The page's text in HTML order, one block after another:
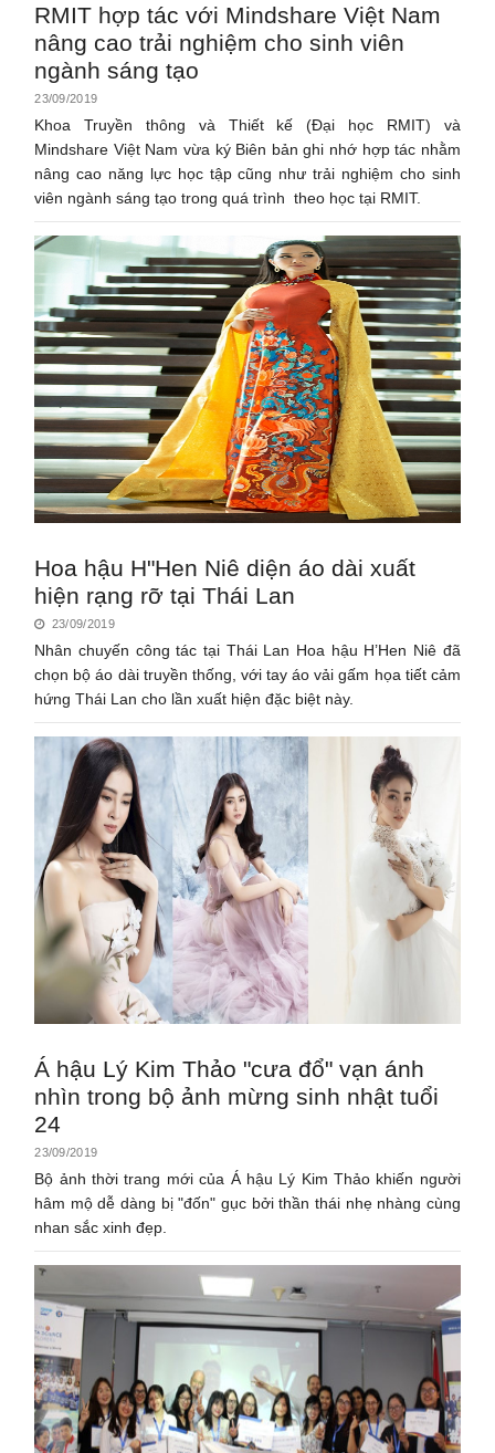
RMIT hợp tác với Mindshare Việt Nam
nâng cao trải nghiệm cho sinh viên
ngành sáng tạo
23/09/2019
Khoa Truyền thông và Thiết kế (Đại học RMIT) và
Mindshare Việt Nam vừa ký Biên bản ghi nhớ hợp tác nhằm
nâng cao năng lực học tập cũng như trải nghiệm cho sinh
viên ngành sáng tạo trong quá trình theo học tại RMIT.
Hoa hậu H"Hen Niê diện áo dài xuất
hiện rạng rỡ tại Thái Lan
23/09/2019
Nhân chuyến công tác tại Thái Lan Hoa hậu H’Hen Niê đã
chọn bộ áo dài truyền thống, với tay áo vải gấm họa tiết cảm
hứng Thái Lan cho lần xuất hiện đặc biệt này.
Á hậu Lý Kim Thảo "cưa đổ" vạn ánh
nhìn trong bộ ảnh mừng sinh nhật tuổi
24
23/09/2019
Bộ ảnh thời trang mới của Á hậu Lý Kim Thảo khiến người
hâm mộ dễ dàng bị "đốn" gục bởi thần thái nhẹ nhàng cùng
nhan sắc xinh đẹp.